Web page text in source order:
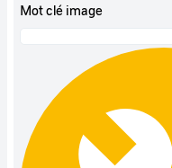
Mot clé image